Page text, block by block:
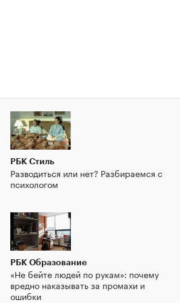
РБК Стиль
Разводиться или нет? Разбираемся с
психологом
РБК Образование
«Не бейте людей по рукам»: почему
вредно наказывать за промахи и
ошибки